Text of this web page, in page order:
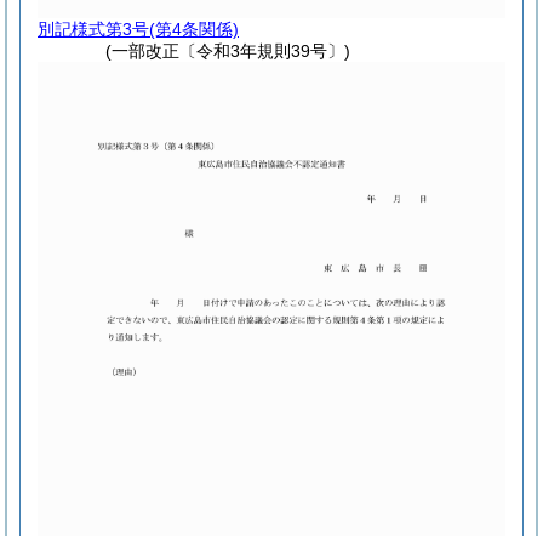
別記様式第3号(第4条関係)
(一部改正〔令和3年規則39号〕)